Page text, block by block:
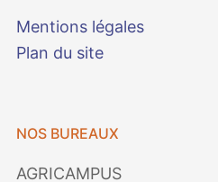
Mentions légales
Plan du site
NOS BUREAUX
AGRICAMPUS